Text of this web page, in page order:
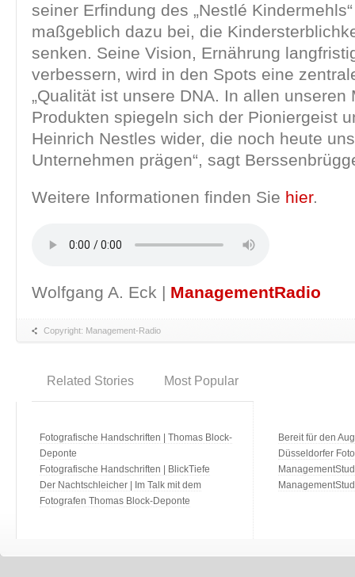
seiner Erfindung des „Nestlé
maßgeblich dazu bei, die
senken. Seine Vision, Ernährung
verbessern, wird in den Spots eine
„Qualität ist unsere DNA. In allen unseren
Produkten spiegeln sich der Pioniergeist
Heinrich Nestles wider, die noch heute
Unternehmen prägen“, sagt
Weitere Informationen finden Sie hier.
Wolfgang A. Eck | ManagementRadio
Copyright: Management-Radio
Related Stories Most Popular
Fotografische Handschriften | Thomas Block-
Deponte
Fotografische Handschriften | BlickTiefe
Der Nachtschleicher | Im Talk mit dem
Fotografen Thomas Block-Deponte
Bereit für den
Düsseldorfer